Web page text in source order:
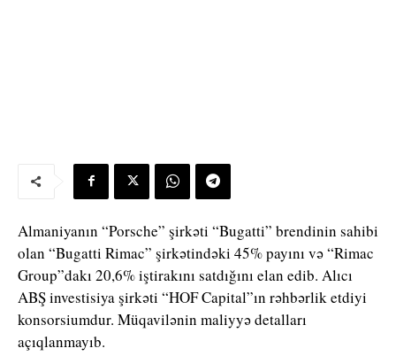
Almaniyanın “Porsche” şirkəti “Bugatti” brendinin sahibi
olan “Bugatti Rimac” şirkətindəki 45% payını və “Rimac
Group”dakı 20,6% iştirakını satdığını elan edib. Alıcı
ABŞ investisiya şirkəti “HOF Capital”ın rəhbərlik etdiyi
konsorsiumdur. Müqavilənin maliyyə detalları
açıqlanmayıb.